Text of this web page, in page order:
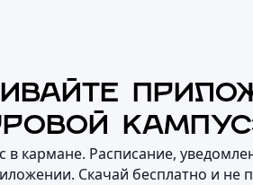
в кармане. Расписание,
Скачай бесплатно и не